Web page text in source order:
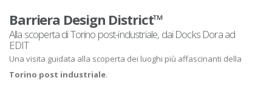
Barriera Design District™
Alla scoperta di Torino post-industriale, dai Docks Dora ad
EDIT
Una visita guidata alla scoperta dei luoghi più affascinanti della
Torino post industriale.